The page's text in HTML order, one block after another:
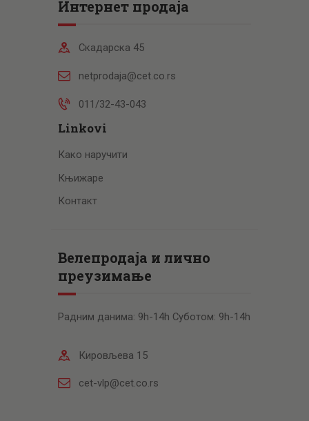
Интернет продаја
Скадарска 45
netprodaja@cet.co.rs
011/32-43-043
Linkovi
Како наручити
Књижаре
Контакт
Велепродаја и лично
преузимање
Радним данима: 9h-14h Суботом: 9h-14h
Кировљева 15
cet-vlp@cet.co.rs